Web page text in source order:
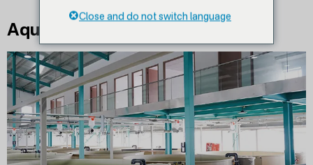
Aqua-feeder série R
Close and do not switch language